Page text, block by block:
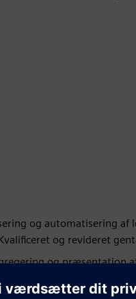
og automatisering af
og revideret
og præsentation
samtidig med
afgørende for reel digital